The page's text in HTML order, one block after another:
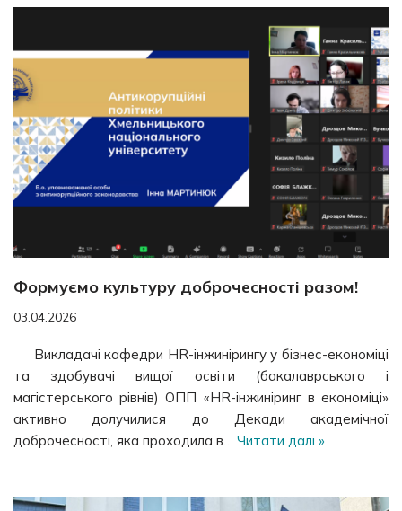
Формуємо культуру доброчесності разом!
03.04.2026
Викладачі кафедри HR-інжинірингу у бізнес-економіці
та здобувачі вищої освіти (бакалаврського і
магістерського рівнів) ОПП «HR-інжиніринг в економіці»
активно долучилися до Декади академічної
доброчесності, яка проходила в… Читати далі »